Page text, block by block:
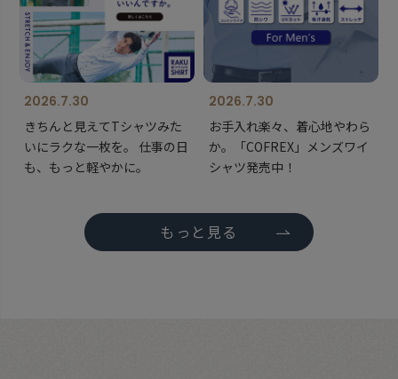
2026.7.30
きちんと見えてTシャツみた
いにラクな一枚を。 仕事の日
も、もっと軽やかに。
2026.7.30
お手入れ楽々、着心地やわら
か。「COFREX」メンズワイ
シャツ発売中！
もっと見る